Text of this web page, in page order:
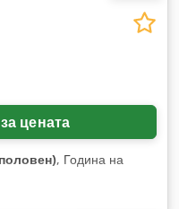
цената
, Година на